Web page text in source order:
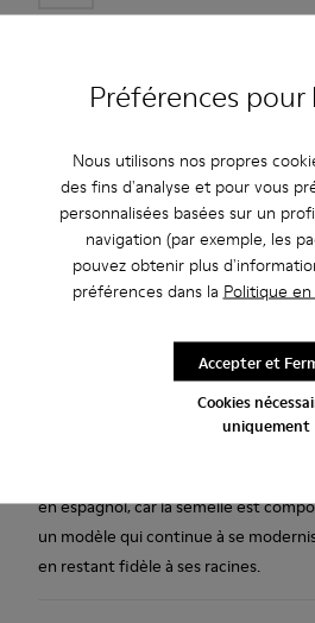
Préférences pour
Nous utilisons nos propres
des fins d'analyse et pour vous
personnalisées basées sur un
navigation (par exemple, les
pouvez obtenir plus
préférences dans la Politique
Cookies
uniquement
Accepter et
Ajouter au
Livraison standard gratuite pour les
Description
semelle extérieure en caoutchouc.
La Pelotas pour homme est le
en espagnol, car la semelle est
un modèle qui continue à se
en restant fidèle à ses racines.